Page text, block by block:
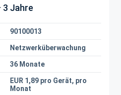
3 Jahre
90100013
Netzwerküberwachung
36 Monate
EUR 1,89 pro Gerät, pro
Monat